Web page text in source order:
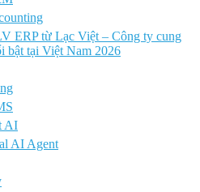
ERP từ Lạc Việt – Công ty cung
bật tại Việt Nam 2026
AI
AI Agent